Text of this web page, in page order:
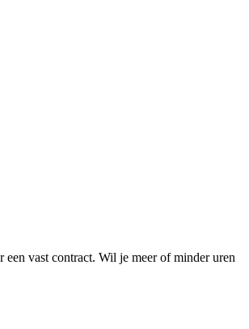
een vast contract. Wil je meer of minder uren